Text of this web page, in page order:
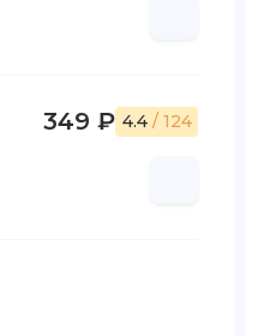
349 ₽ 4.4 / 124